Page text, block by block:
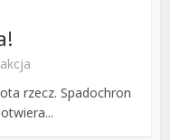
rzecz. Spadochron